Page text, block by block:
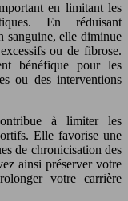
en limitant les
En réduisant
sanguine, elle diminue
ou de fibrose.
bénéfique pour les
ou des interventions
à limiter les
Elle favorise une
de chronicisation des
ainsi préserver votre
votre carrière